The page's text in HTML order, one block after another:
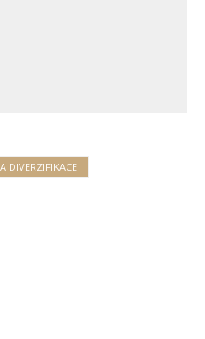
DIVERZIFIKACE